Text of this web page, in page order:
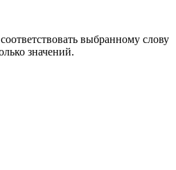
выбранному слову
значений.